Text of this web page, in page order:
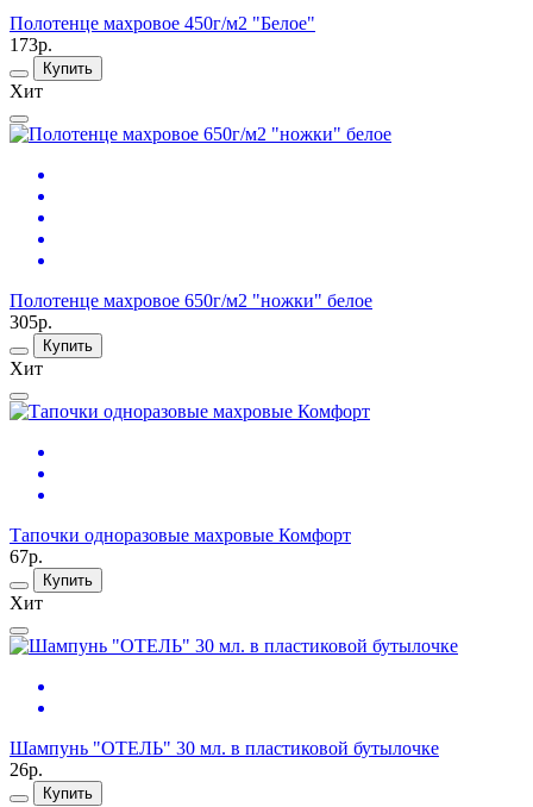
Полотенце махровое 450г/м2 "Белое"
173р.
Купить
Хит
Полотенце махровое 650г/м2 "ножки" белое
305р.
Купить
Хит
Тапочки одноразовые махровые Комфорт
67р.
Купить
Хит
Шампунь "ОТЕЛЬ" 30 мл. в пластиковой бутылочке
26р.
Купить